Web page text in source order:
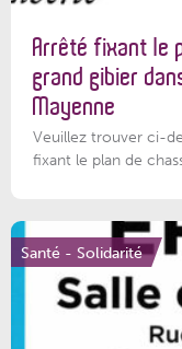
Arrêté fixant le
grand gibier
Mayenne
Veuillez trouver ci-
fixant le plan de
Santé - Solidarité